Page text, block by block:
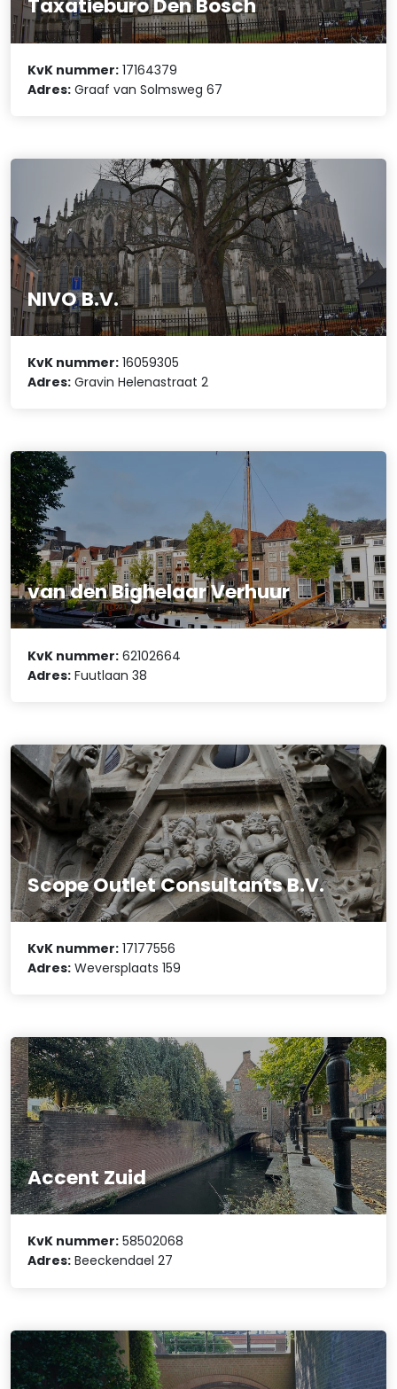
Taxatieburo Den Bosch
KvK nummer: 17164379
Adres: Graaf van Solmsweg 67
NIVO B.V.
KvK nummer: 16059305
Adres: Gravin Helenastraat 2
van den Bighelaar Verhuur
KvK nummer: 62102664
Adres: Fuutlaan 38
Scope Outlet Consultants B.V.
KvK nummer: 17177556
Adres: Weversplaats 159
Accent Zuid
KvK nummer: 58502068
Adres: Beeckendael 27